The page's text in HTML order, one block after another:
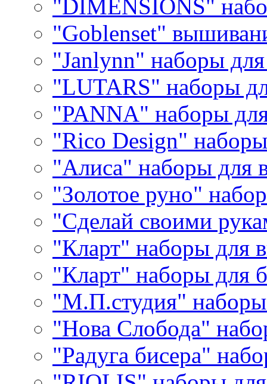
"DIMENSIONS"
"Goblenset"
"Janlynn" наборы
"LUTARS" наборы
"PANNA" наборы
"Rico Design"
"Алиса" наборы для
"Золотое руно"
"Сделай своими
"Кларт" наборы для
"Кларт" наборы для
"М.П.студия"
"Нова Слобода"
"Радуга бисера"